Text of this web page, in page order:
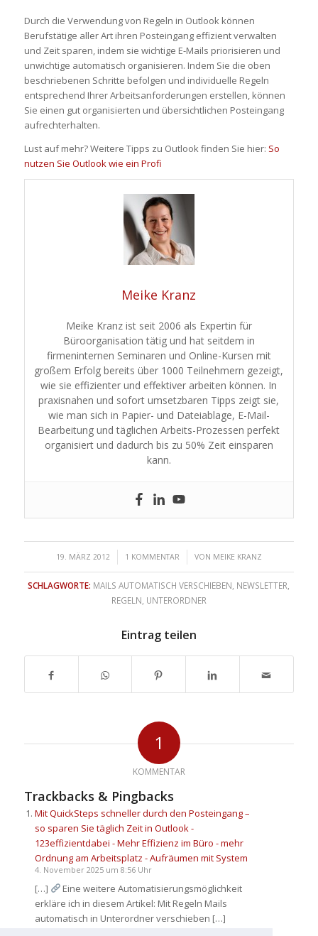
Durch die Verwendung von Regeln in Outlook können
Berufstätige aller Art ihren Posteingang effizient verwalten
und Zeit sparen, indem sie wichtige E-Mails priorisieren und
unwichtige automatisch organisieren. Indem Sie die oben
beschriebenen Schritte befolgen und individuelle Regeln
entsprechend Ihrer Arbeitsanforderungen erstellen, können
Sie einen gut organisierten und übersichtlichen Posteingang
aufrechterhalten.
Lust auf mehr? Weitere Tipps zu Outlook finden Sie hier: So
nutzen Sie Outlook wie ein Profi
Meike Kranz
Meike Kranz ist seit 2006 als Expertin für
Büroorganisation tätig und hat seitdem in
firmeninternen Seminaren und Online-Kursen mit
großem Erfolg bereits über 1000 Teilnehmern gezeigt,
wie sie effizienter und effektiver arbeiten können. In
praxisnahen und sofort umsetzbaren Tipps zeigt sie,
wie man sich in Papier- und Dateiablage, E-Mail-
Bearbeitung und täglichen Arbeits-Prozessen perfekt
organisiert und dadurch bis zu 50% Zeit einsparen
kann.
19. MÄRZ 2012
/ 1 KOMMENTAR
/ VON MEIKE KRANZ
SCHLAGWORTE: MAILS AUTOMATISCH VERSCHIEBEN NEWSLETTER
REGELN UNTERORDNER
Eintrag teilen
1
KOMMENTAR
Trackbacks & Pingbacks
Mit QuickSteps schneller durch den Posteingang –
so sparen Sie täglich Zeit in Outlook -
123effizientdabei - Mehr Effizienz im Büro - mehr
Ordnung am Arbeitsplatz - Aufräumen mit System
4. November 2025 um 8:56 Uhr
[…]
Eine weitere Automatisierungsmöglichkeit
erkläre ich in diesem Artikel: Mit Regeln Mails
automatisch in Unterordner verschieben […]